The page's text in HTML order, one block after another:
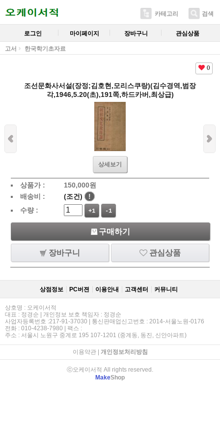
카테고리 검색
로그인 마이페이지 장바구니 관심상품
고서 한국학기초자료
0
조선문화사서설(장정;김호현,모리스쿠랑)(김수경역,범장
각,1946,5.20(초),191쪽,하드카버,최상급)
상세보기
상품가 : 150,000원
배송비 :
(조건)
!
수량 :
+1 -1
구매하기
장바구니 관심상품
상점정보 PC버젼 이용안내 고객센터 커뮤니티
상호명 : 오케이서적
대표 : 정경순 | 개인정보 보호 책임자 : 정경순
사업자등록번호 :217-91-37030 | 통신판매업신고번호 : 2014-서울노원-0176
전화 : 010-4238-7980 | 팩스 :
주소 : 서울시 노원구 중계로 195 107-1201 (중계동, 동진, 신안아파트)
이용약관| 개인정보처리방침
ⓒ오케이서적 All rights reserved.
MakeShop